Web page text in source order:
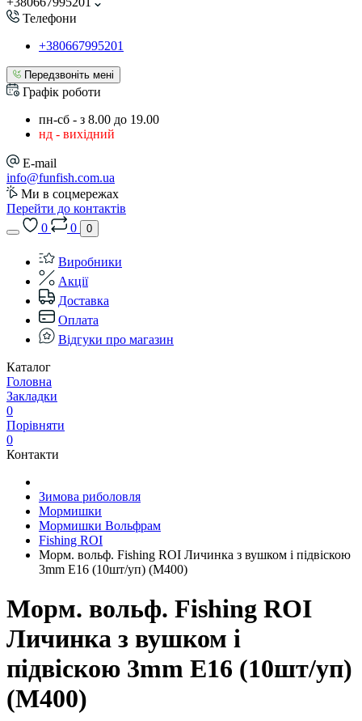
Телефони
+380667995201
Передзвоніть мені
Графік роботи
пн-сб - з 8.00 до 19.00
нд - вихідний
E-mail
info@funfish.com.ua
Ми в соцмережах
Перейти до контактів
0
0 0
Виробники
Акції
Доставка
Оплата
Відгуки про магазин
Каталог
Головна
Закладки
0
Порівняти
0
Контакти
Зимова риболовля
Мормишки
Мормишки Вольфрам
Fishing ROI
Морм. вольф. Fishing ROI Личинка з вушком і підвіскою
3mm E16 (10шт/уп) (M400)
Морм. вольф. Fishing ROI
Личинка з вушком і
підвіскою 3mm E16 (10шт/уп)
(M400)